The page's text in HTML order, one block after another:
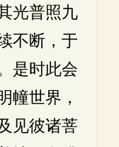
光普照九
不断，于
是时此会
幢世界，
见彼诸菩